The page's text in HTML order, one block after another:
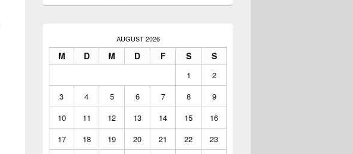
AUGUST 2026
M D M D F S S
1
2
3
4 5 6 7 8
9
10
11 12 13 14 15
16
17
18 19 20 21 22
23